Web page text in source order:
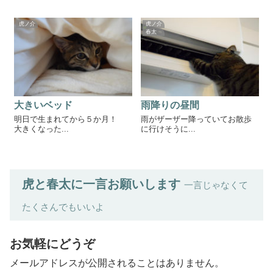
虎ノ介
大きいベッド
明日で生まれてから５か月！
大きくなった...
虎ノ介
春太
雨降りの昼間
雨がザーザー降っていてお散歩
に行けそうに...
虎と春太に一言お願いします 一言じゃなくて
たくさんでもいいよ
お気軽にどうぞ
メールアドレスが公開されることはありません。